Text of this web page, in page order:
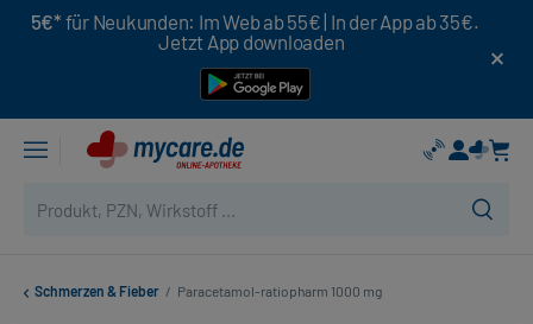
5€* für Neukunden: Im Web ab 55€ | In der App ab 35€.
Jetzt App downloaden
Schmerzen & Fieber / Paracetamol-ratiopharm 1000 mg